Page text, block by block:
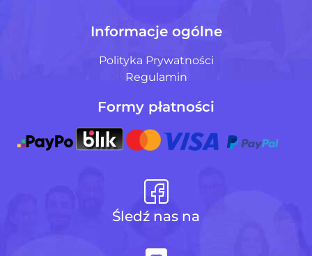
Informacje ogólne
Polityka Prywatności
Regulamin
Formy płatności
Śledź nas na